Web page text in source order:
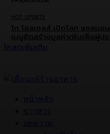
HOT UPDATE
โก โฮลเซลล์ เปิดโลก แซลม